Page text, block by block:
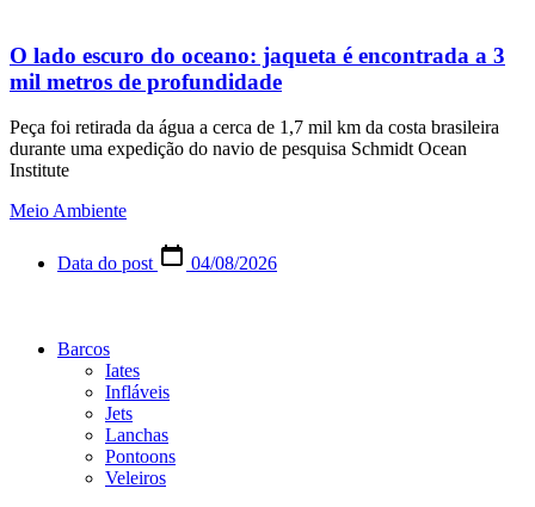
O lado escuro do oceano: jaqueta é encontrada a 3
mil metros de profundidade
Peça foi retirada da água a cerca de 1,7 mil km da costa brasileira
durante uma expedição do navio de pesquisa Schmidt Ocean
Institute
Meio Ambiente
Data do post 04/08/2026
Barcos
Iates
Infláveis
Jets
Lanchas
Pontoons
Veleiros